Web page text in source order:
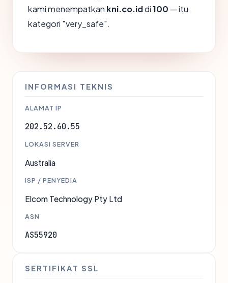
kami menempatkan kni.co.iddi100 — itu
kategori "very_safe".
INFORMASI TEKNIS
ALAMAT IP
202.52.60.55
LOKASI SERVER
Australia
ISP / PENYEDIA
Elcom Technology Pty Ltd
ASN
AS55920
SERTIFIKAT SSL